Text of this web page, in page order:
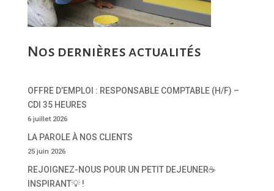
Nos dernières actualités
OFFRE D’EMPLOI : RESPONSABLE COMPTABLE (H/F) –
CDI 35 HEURES
6 juillet 2026
LA PAROLE À NOS CLIENTS
25 juin 2026
REJOIGNEZ-NOUS POUR UN PETIT DEJEUNER☕
INSPIRANT💡 !